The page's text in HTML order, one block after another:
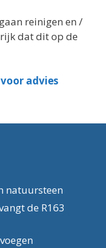
reinigen en /
dat dit op de
advies
natuursteen
de R163